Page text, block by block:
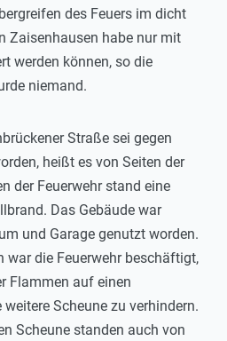
des Feuers im dicht
Zaisenhausen habe nur mit
werden können, so die
niemand.
Straße sei gegen
heißt es von Seiten der
der Feuerwehr stand eine
Das Gebäude war
und Garage genutzt worden.
war die Feuerwehr beschäftigt,
Flammen auf einen
Scheune zu verhindern.
Scheune standen auch von